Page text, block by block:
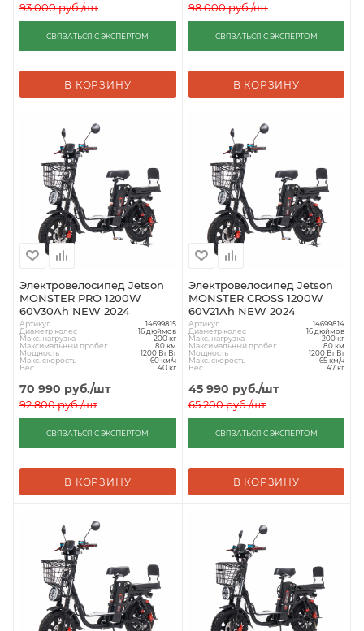
93 000руб./шт
СВЯЗАТЬСЯ С ЭКСПЕРТОМ
В КОРЗИНУ
98 000руб./шт
СВЯЗАТЬСЯ С ЭКСПЕРТОМ
В КОРЗИНУ
Электровелосипед Jetson
MONSTER PRO 1200W
60V30Ah NEW 2024
Артикул 14699815
Диаметр колес 16 дюймов
Макс. нагрузка 200 кг
Максимальный пробег 80 км
Мощность 1200 Вт Вт
Макс. скорость 60 км/ч
Вес 40 кг
70 990 руб./шт
92 800руб./шт
СВЯЗАТЬСЯ С ЭКСПЕРТОМ
В КОРЗИНУ
Электровелосипед Jetson
MONSTER CROSS 1200W
60V21Ah NEW 2024
Артикул 14699814
Диаметр колес 16 дюймов
Макс. нагрузка 200 кг
Максимальный пробег 80 км
Мощность 1200 Вт Вт
Макс. скорость 65 км/ч
Вес 47 кг
45 990 руб./шт
65 200руб./шт
СВЯЗАТЬСЯ С ЭКСПЕРТОМ
В КОРЗИНУ